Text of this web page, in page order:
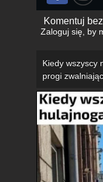
Komentuj
Zaloguj się, by
Kiedy wszyscy
progi